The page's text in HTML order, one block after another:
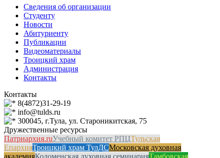
Сведения об организации
Студенту
Новости
Абитуриенту
Публикации
Видеоматериалы
Троицкий храм
Администрация
Контакты
Контакты
8(4872)31-29-19
info@tulds.ru
300045, г.Тула, ул. Староникитская, 75
Дружественные ресурсы
Патриархия.ruУчебный комитет РПЦТульская
ЕпархияТроицкий храм ТулДСМосковская духовная
академияКоломенская духовная семинарияТамбовская